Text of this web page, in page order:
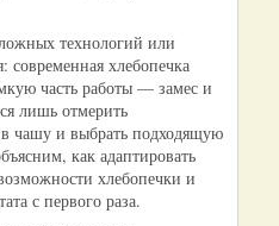
технологий или
современная хлебопечка
часть работы — замес и
лишь отмерить
чашу и выбрать подходящую
как адаптировать
хлебопечки и
с первого раза.